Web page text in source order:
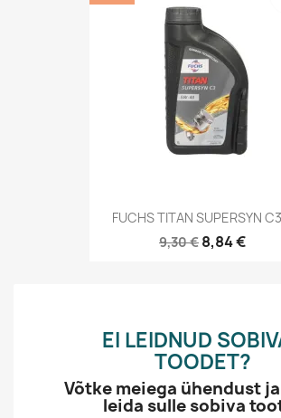
FUCHS TITAN SUPERSYN
9,30 € 8,84 €
EI LEIDNUD
TOODET?
Võtke meiega ühendust
leida sulle sobiva